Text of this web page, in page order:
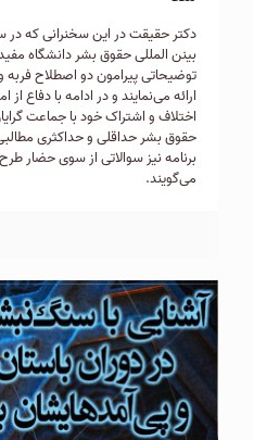
بینن المللی حقوق بشر دانشگاه
توضیحاتی پیرامون دو اصطلاح فربه
ارائه می‌نمایند و در ادامه با دفاع
اختلاف و اشتراک خود با جماعت
حقوق بشر حداقلی و حداکثری مطالبی
برنامه نیز سوالاتی از سوی حضار
می‌گویند.